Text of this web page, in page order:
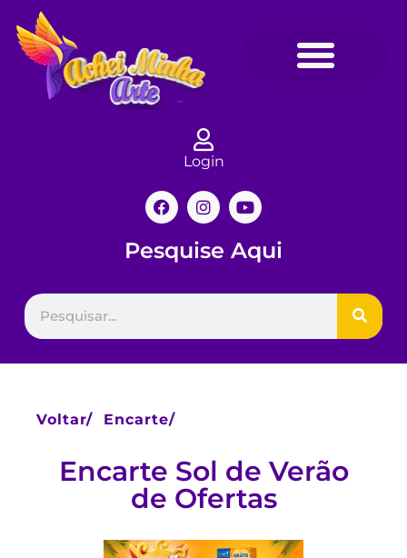
Login
Pesquise Aqui
Voltar/ Encarte/
Encarte Sol de Verão
de Ofertas